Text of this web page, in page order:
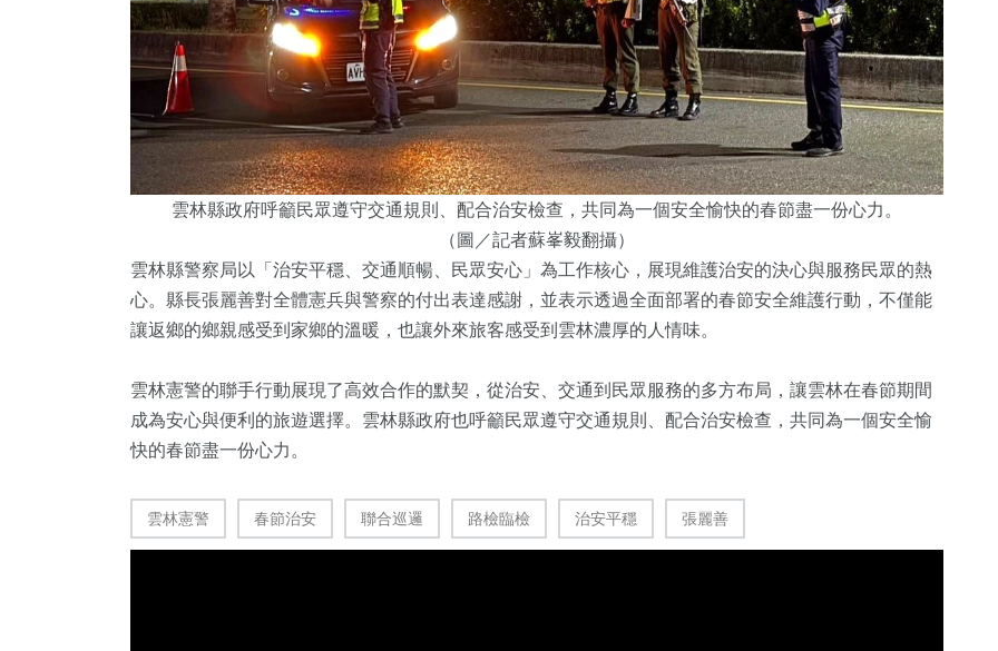
雲林縣政府呼籲民眾遵守交通規則、配合治安檢查，共同為一個安全愉快的春節盡一份心力。
（圖／記者蘇峯毅翻攝）
雲林縣警察局以「治安平穩、交通順暢、民眾安心」為工作核心，展現維護治安的決心與服務民眾的熱
心。縣長張麗善對全體憲兵與警察的付出表達感謝，並表示透過全面部署的春節安全維護行動，不僅能
讓返鄉的鄉親感受到家鄉的溫暖，也讓外來旅客感受到雲林濃厚的人情味。
雲林憲警的聯手行動展現了高效合作的默契，從治安、交通到民眾服務的多方布局，讓雲林在春節期間
成為安心與便利的旅遊選擇。雲林縣政府也呼籲民眾遵守交通規則、配合治安檢查，共同為一個安全愉
快的春節盡一份心力。
雲林憲警 春節治安 聯合巡邏 路檢臨檢 治安平穩 張麗善